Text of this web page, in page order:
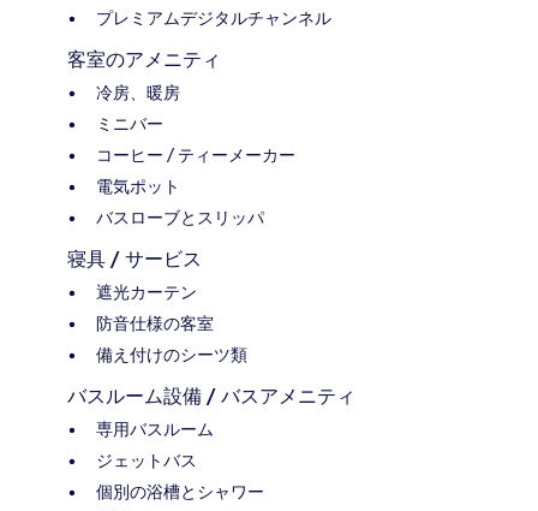
プレミアムデジタルチャンネル
客室のアメニティ
冷房、暖房
ミニバー
コーヒー / ティーメーカー
電気ポット
バスローブとスリッパ
寝具 / サービス
遮光カーテン
防音仕様の客室
備え付けのシーツ類
バスルーム設備 / バスアメニティ
専用バスルーム
ジェットバス
個別の浴槽とシャワー